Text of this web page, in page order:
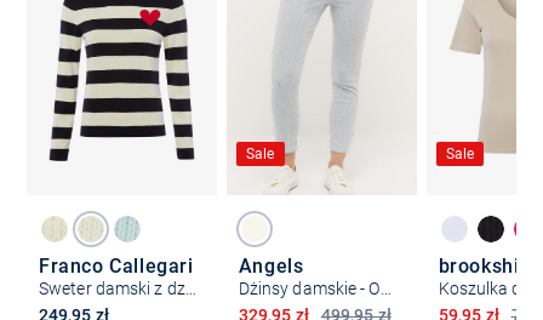
Franco Callegari
Sweter damski z dzianiny
249,95 zł
Sale
Angels
499,95 zł
Obniżona cena
329,95 zł
Sale
brookshire
Koszulka
Obniżona
59,95 zł